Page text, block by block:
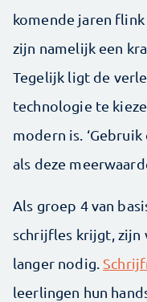
komende jaren
zijn namelijk een
Tegelijk ligt de
technologie te
modern is.
als deze
Als groep 4 van
schrijfles krijgt, zijn
langer nodig.
leerlingen hun